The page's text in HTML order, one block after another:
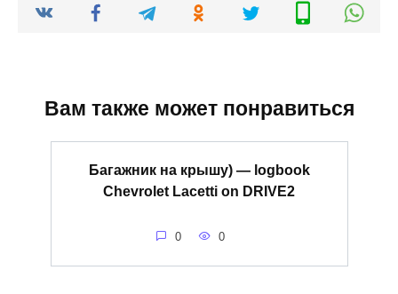
Вам также может понравиться
Багажник на крышу) — logbook
Chevrolet Lacetti on DRIVE2
0 0